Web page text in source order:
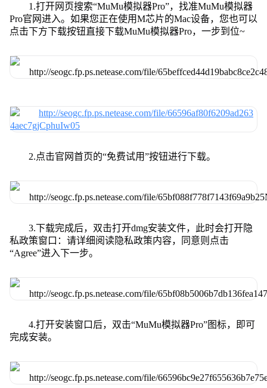
1.打开网页搜索“MuMu模拟器Pro”，找准MuMu模拟器
Pro官网进入。如果您正在使用M芯片的Mac设备，您也可以
点击下方下载按钮直接下载MuMu模拟器Pro，一步到位~
2.点击官网首页的“免费试用”按钮进行下载。
3.下载完成后，双击打开dmg安装文件，此时会打开隐
私政策窗口：请详细阅读隐私政策内容，同意则点击
“Agree”进入下一步。
4.打开安装窗口后，双击“MuMu模拟器Pro”图标，即可
完成安装。